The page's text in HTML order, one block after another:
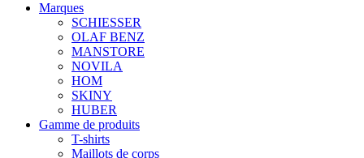
Marques
SCHIESSER
OLAF BENZ
MANSTORE
NOVILA
HOM
SKINY
HUBER
Gamme de produits
T-shirts
Maillots de corps